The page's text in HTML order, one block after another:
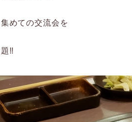
めての交流会を
‼️